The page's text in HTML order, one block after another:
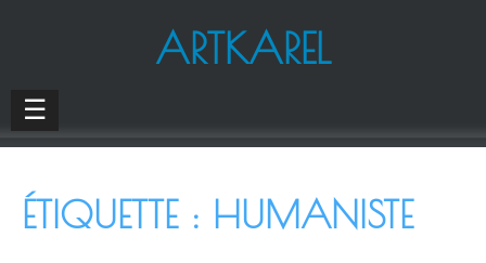
ARTKAREL
☰
ÉTIQUETTE : HUMANISTE